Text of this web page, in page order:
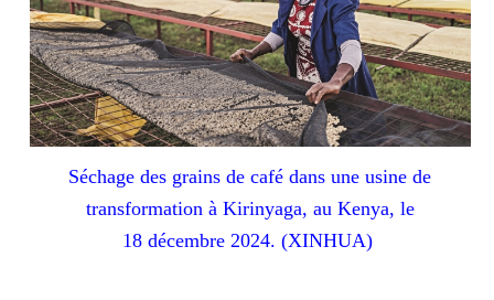
Séchage des grains de café dans une usine de
transformation à Kirinyaga, au Kenya, le
18 décembre 2024. (XINHUA)